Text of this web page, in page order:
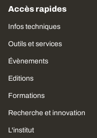
Accès rapides
Infos techniques
Outils et services
Évènements
Editions
Formations
Recherche et innovation
L'institut